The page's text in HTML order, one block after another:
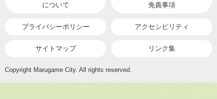
について
免責事項
プライバシーポリシー アクセシビリティ
サイトマップ リンク集
Copyright Marugame City. All rights reserved.